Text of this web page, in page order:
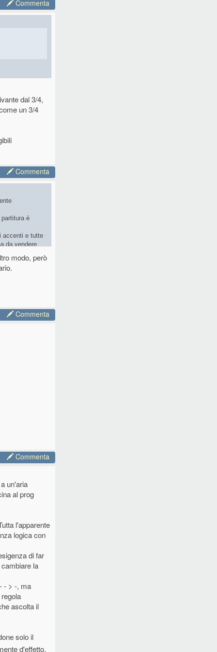
Commenta
dal 3/4,
un 3/4
Commenta
è
accenti e tutte
da vendere.
modo, però
Commenta
Commenta
un'aria
al prog
l'apparente
logica con
di far
la
- > -, ma
ascolta il
solo il
d'effetto.